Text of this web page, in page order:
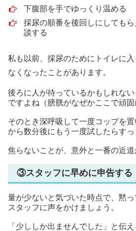
下腹部を手でゆっくり温める
採尿の順番を後回しにしても
談する
私も以前、採尿のためにトイレに
なくなったことがあります。
後ろに人が待っているかもしれな
ですよね（膀胱がなぜかここで頑固
そのとき深呼吸して一度コップを
から数分後にもう一度試したらすっ
焦らないことが、意外と一番の近道
③スタッフに早めに申告する
量が少ないと気づいた時点で、黙っ
スタッフに声をかけましょう。
「少ししか出ませんでした」と伝